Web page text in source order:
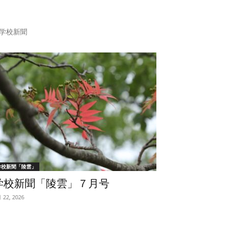
校新聞
新聞「陵雲」
校新聞「陵雲」７月号
22, 2026